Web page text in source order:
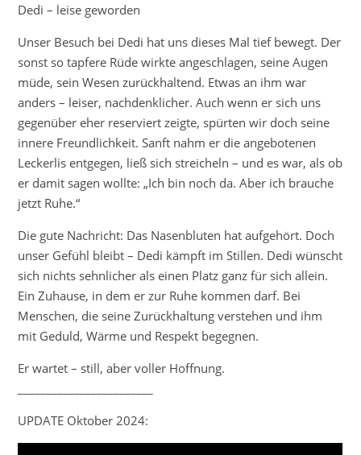
Dedi – leise geworden
Unser Besuch bei Dedi hat uns dieses Mal tief bewegt. Der
sonst so tapfere Rüde wirkte angeschlagen, seine Augen
müde, sein Wesen zurückhaltend. Etwas an ihm war
anders – leiser, nachdenklicher. Auch wenn er sich uns
gegenüber eher reserviert zeigte, spürten wir doch seine
innere Freundlichkeit. Sanft nahm er die angebotenen
Leckerlis entgegen, ließ sich streicheln – und es war, als ob
er damit sagen wollte: „Ich bin noch da. Aber ich brauche
jetzt Ruhe.“
Die gute Nachricht: Das Nasenbluten hat aufgehört. Doch
unser Gefühl bleibt – Dedi kämpft im Stillen. Dedi wünscht
sich nichts sehnlicher als einen Platz ganz für sich allein.
Ein Zuhause, in dem er zur Ruhe kommen darf. Bei
Menschen, die seine Zurückhaltung verstehen und ihm
mit Geduld, Wärme und Respekt begegnen.
Er wartet – still, aber voller Hoffnung.
UPDATE Oktober 2024: